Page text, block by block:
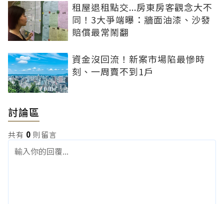
租屋退租點交...房東房客觀念大不
同！3大爭端曝：牆面油漆、沙發
賠償最常鬧翻
資金沒回流！新案市場陷最慘時
刻、一周賣不到1戶
討論區
共有 0 則留言